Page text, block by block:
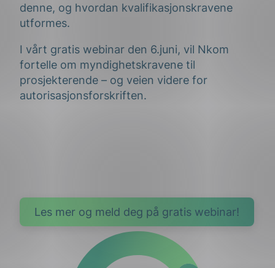
denne, og hvordan kvalifikasjonskravene
utformes.
I vårt gratis webinar den 6.juni, vil Nkom
fortelle om myndighetskravene til
prosjekterende – og veien videre for
autorisasjonsforskriften.
Les mer og meld deg på gratis webinar!